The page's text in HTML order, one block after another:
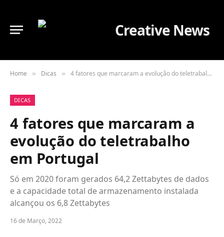
Home » Dicas » 4 fatores que marcaram a evolução do teletrabalho em Portugal
DICAS
4 fatores que marcaram a
evolução do teletrabalho
em Portugal
Só em 2020 foram gerados 64,2 Zettabytes de dados
e a capacidade total de armazenamento instalada
alcançou os 6,8 Zettabytes
16 de Março, 2022